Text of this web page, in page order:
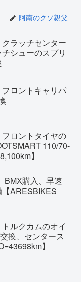
阿南のクソ親父
クラッチセンター
シューのスプリ
フロントキャリパ
フロントタイヤの
110/70-
】
BMX購入、早速
ARESBIKES
トルクカムのオイ
換、センタース
】